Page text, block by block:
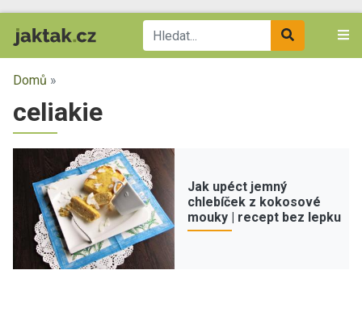
Domů »
celiakie
Jak upéct jemný
chlebíček z kokosové
mouky | recept bez lepku